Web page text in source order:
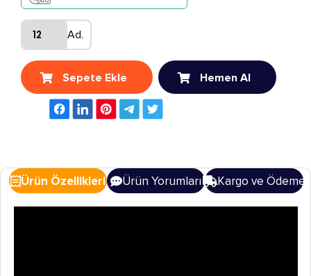
Ad.
Sepete Ekle Hemen Al
Ürün Özellikleri Ürün Yorumları Kargo ve Ödeme